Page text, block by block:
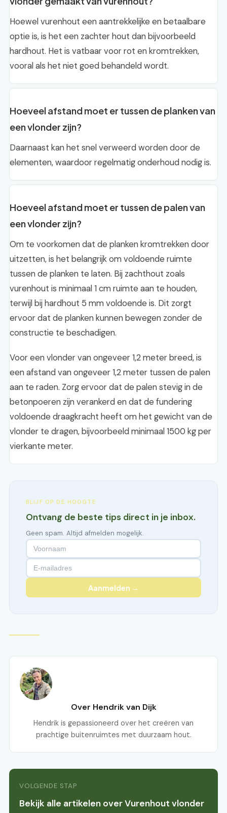
Hoewel vurenhout een aantrekkelijke en betaalbare
optie is, is het een zachter hout dan bijvoorbeeld
hardhout. Het is vatbaar voor rot en kromtrekken,
vooral als het niet goed behandeld wordt.
Hoeveel afstand moet er tussen de planken van
een vlonder zijn?
Daarnaast kan het snel verweerd worden door de
elementen, waardoor regelmatig onderhoud nodig is.
Hoeveel afstand moet er tussen de palen van
een vlonder zijn?
Om te voorkomen dat de planken kromtrekken door
uitzetten, is het belangrijk om voldoende ruimte
tussen de planken te laten. Bij zachthout zoals
vurenhout is minimaal 1 cm ruimte aan te houden,
terwijl bij hardhout 5 mm voldoende is. Dit zorgt
ervoor dat de planken kunnen bewegen zonder de
constructie te beschadigen.
Voor een vlonder van ongeveer 1,2 meter breed, is
een afstand van ongeveer 1,2 meter tussen de palen
aan te raden. Zorg ervoor dat de palen stevig in de
betonpoeren zijn verankerd en dat de fundering
voldoende draagkracht heeft om het gewicht van de
vlonder te dragen, bijvoorbeeld minimaal 1500 kg per
vierkante meter.
BLIJF OP DE HOOGTE
Ontvang de beste tips direct in je inbox.
Geen spam. Altijd afmelden mogelijk.
Aanmelden →
Over Hendrik van Dijk
Hendrik is gepassioneerd over het creëren van
prachtige buitenruimtes met duurzaam hout.
VOLGENDE STAP
Bekijk alle artikelen over Vurenhout vlonder